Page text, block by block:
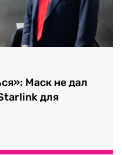
Маск не дал
для